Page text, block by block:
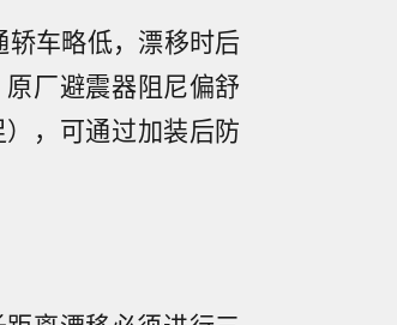
车略低，漂移时后
厂避震器阻尼偏舒
，可通过加装后防